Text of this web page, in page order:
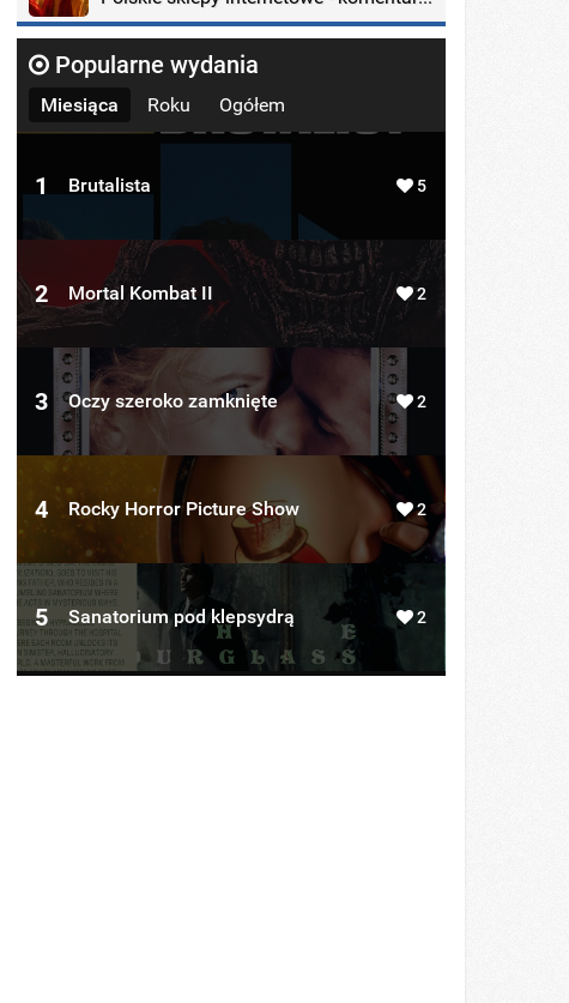
Popularne wydania
Miesiąca Roku Ogółem
1 Brutalista 5
2 Mortal Kombat II 2
3 Oczy szeroko zamknięte 2
4 Rocky Horror Picture Show 2
5 Sanatorium pod klepsydrą 2